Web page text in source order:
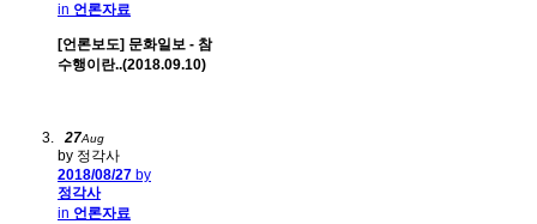
in 언론자료
[언론보도] 문화일보 - 참
수행이란..(2018.09.10)
27Aug
by 정각사
2018/08/27 by
정각사
in 언론자료